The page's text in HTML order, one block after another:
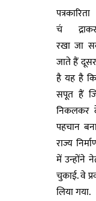
च॔द्राकर
रखा जा
जाते हैं
है यह है
सपूत हैं
निकलकर
पहचान
राज्य
में उन्होंने
चुकाई. वे
लिया गया.